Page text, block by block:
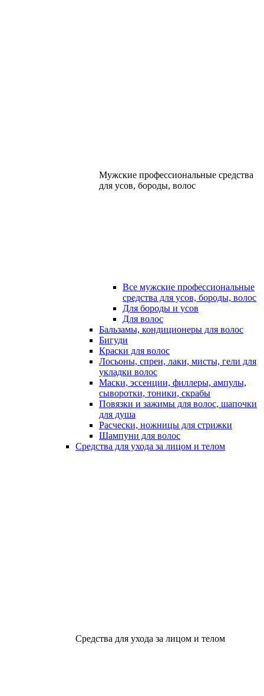
Мужские профессиональные средства
для усов, бороды, волос
Все мужские профессиональные
средства для усов, бороды, волос
Для бороды и усов
Для волос
Бальзамы, кондиционеры для волос
Бигуди
Краски для волос
Лосьоны, спреи, лаки, мисты, гели для
укладки волос
Маски, эссенции, филлеры, ампулы,
сыворотки, тоники, скрабы
Повязки и зажимы для волос, шапочки
для душа
Расчески, ножницы для стрижки
Шампуни для волос
Средства для ухода за лицом и телом
Средства для ухода за лицом и телом